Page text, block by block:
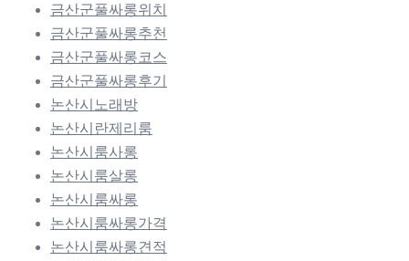
금산군풀싸롱위치
금산군풀싸롱추천
금산군풀싸롱코스
금산군풀싸롱후기
논산시노래방
논산시란제리룸
논산시룸사롱
논산시룸살롱
논산시룸싸롱
논산시룸싸롱가격
논산시룸싸롱견적